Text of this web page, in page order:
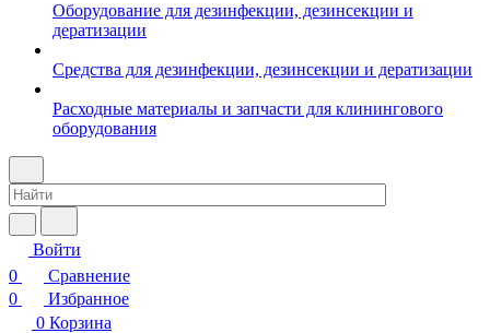
Оборудование для дезинфекции, дезинсекции и
дератизации
Средства для дезинфекции, дезинсекции и дератизации
Расходные материалы и запчасти для клинингового
оборудования
Войти
0
Сравнение
0
Избранное
0 Корзина